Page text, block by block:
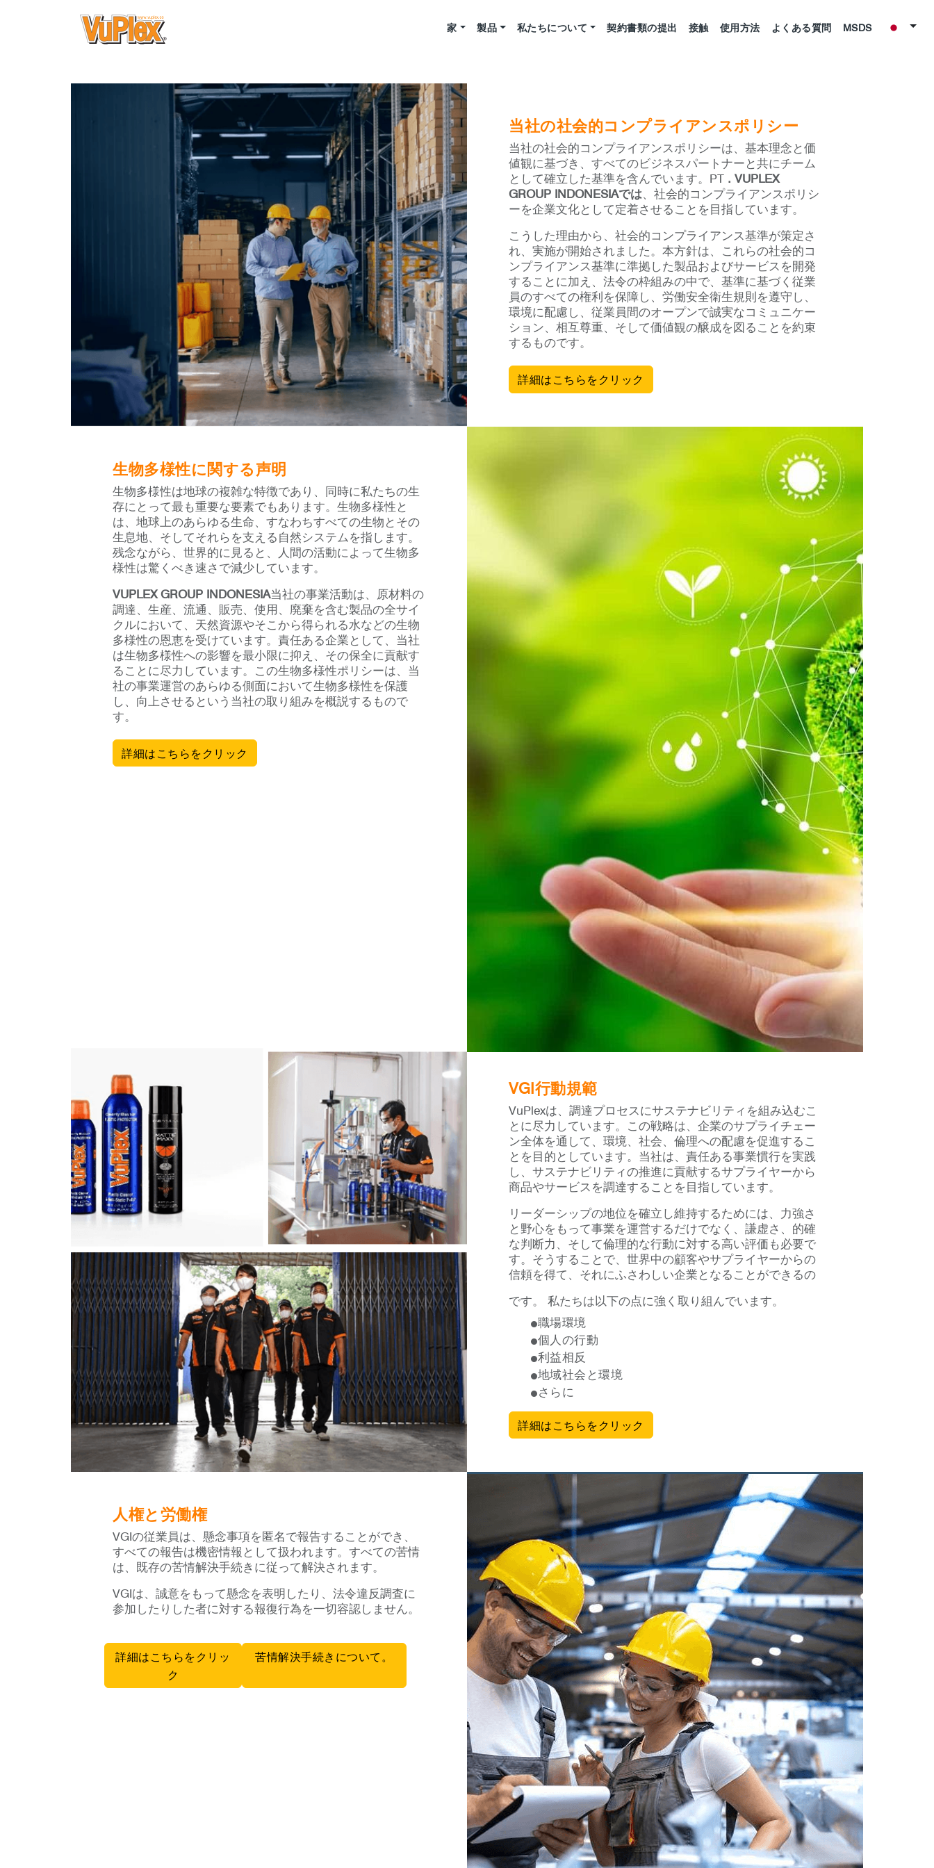
家 製品 私たちについて 契約書類の提出 接触 使用方法 よくある質問 MSDS
当社の社会的コンプライアンスポリシー
当社の社会的コンプライアンスポリシーは、基本理念と価
値観に基づき、すべてのビジネスパートナーと共にチーム
として確立した基準を含んでいます。PT . VUPLEX
GROUP INDONESIAでは、社会的コンプライアンスポリシ
ーを企業文化として定着させることを目指しています。
こうした理由から、社会的コンプライアンス基準が策定さ
れ、実施が開始されました。本方針は、これらの社会的コ
ンプライアンス基準に準拠した製品およびサービスを開発
することに加え、法令の枠組みの中で、基準に基づく従業
員のすべての権利を保障し、労働安全衛生規則を遵守し、
環境に配慮し、従業員間のオープンで誠実なコミュニケー
ション、相互尊重、そして価値観の醸成を図ることを約束
するものです。
詳細はこちらをクリック
生物多様性に関する声明
生物多様性は地球の複雑な特徴であり、同時に私たちの生
存にとって最も重要な要素でもあります。生物多様性と
は、地球上のあらゆる生命、すなわちすべての生物とその
生息地、そしてそれらを支える自然システムを指します。
残念ながら、世界的に見ると、人間の活動によって生物多
様性は驚くべき速さで減少しています。
VUPLEX GROUP INDONESIA当社の事業活動は、原材料の
調達、生産、流通、販売、使用、廃棄を含む製品の全サイ
クルにおいて、天然資源やそこから得られる水などの生物
多様性の恩恵を受けています。責任ある企業として、当社
は生物多様性への影響を最小限に抑え、その保全に貢献す
ることに尽力しています。この生物多様性ポリシーは、当
社の事業運営のあらゆる側面において生物多様性を保護
し、向上させるという当社の取り組みを概説するもので
す。
詳細はこちらをクリック
VGI行動規範
VuPlexは、調達プロセスにサステナビリティを組み込むこ
とに尽力しています。この戦略は、企業のサプライチェー
ン全体を通して、環境、社会、倫理への配慮を促進するこ
とを目的としています。当社は、責任ある事業慣行を実践
し、サステナビリティの推進に貢献するサプライヤーから
商品やサービスを調達することを目指しています。
リーダーシップの地位を確立し維持するためには、力強さ
と野心をもって事業を運営するだけでなく、謙虚さ、的確
な判断力、そして倫理的な行動に対する高い評価も必要で
す。そうすることで、世界中の顧客やサプライヤーからの
信頼を得て、それにふさわしい企業となることができるの
です。 私たちは以下の点に強く取り組んでいます。
職場環境
個人の行動
利益相反
地域社会と環境
さらに
詳細はこちらをクリック
人権と労働権
VGIの従業員は、懸念事項を匿名で報告することができ、
すべての報告は機密情報として扱われます。すべての苦情
は、既存の苦情解決手続きに従って解決されます。
VGIは、誠意をもって懸念を表明したり、法令違反調査に
参加したりした者に対する報復行為を一切容認しません。
詳細はこちらをクリッ
ク
苦情解決手続きについて。